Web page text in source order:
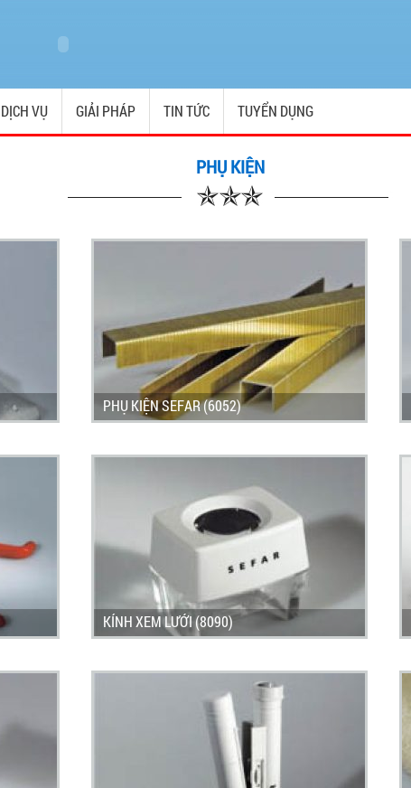
DỊCH VỤ GIẢI PHÁP TIN TỨC TUYỂN DỤNG
PHỤ KIỆN
PHỤ KIỆN SEFAR (6052)
KÍNH XEM LƯỚI (8090)